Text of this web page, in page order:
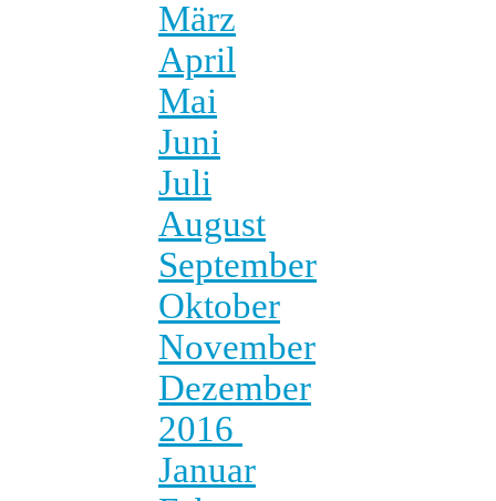
März
April
Mai
Juni
Juli
August
September
Oktober
November
Dezember
2016
Januar